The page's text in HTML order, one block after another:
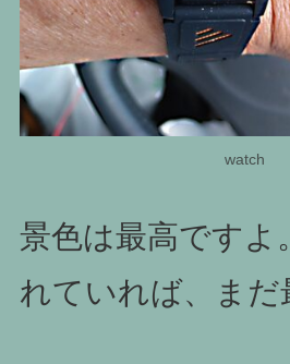
watch
景色は最高ですよ
れていれば、まだ